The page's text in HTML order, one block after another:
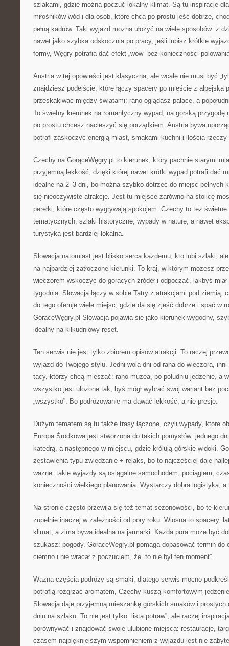
szlakami, gdzie można poczuć lokalny klimat. Są tu inspiracje
miłośników wód i dla osób, które chcą po prostu jeść dobrze,
pełną kadrów. Taki wyjazd można ułożyć na wiele sposobów: z
nawet jako szybka odskocznia po pracy, jeśli lubisz krótkie
formy, Węgry potrafią dać efekt „wow” bez konieczności
Austria w tej opowieści jest klasyczna, ale wcale nie musi być
znajdziesz podejście, które łączy spacery po mieście z alpejską
przeskakiwać między światami: rano oglądasz pałace, a
To świetny kierunek na romantyczny wypad, na górską przygodę
po prostu chcesz nacieszyć się porządkiem. Austria bywa
potrafi zaskoczyć energią miast, smakami kuchni i ilością rzeczy
Czechy na GorąceWęgry.pl to kierunek, który pachnie starymi
przyjemną lekkość, dzięki której nawet krótki wypad potrafi dać
idealne na 2–3 dni, bo można szybko dotrzeć do miejsc pełnych
się nieoczywiste atrakcje. Jest tu miejsce zarówno na stolicę
perełki, które często wygrywają spokojem. Czechy to też świetne
tematycznych: szlaki historyczne, wypady w naturę, a nawet
turystyka jest bardziej lokalna.
Słowacja natomiast jest blisko serca każdemu, kto lubi szlaki,
na najbardziej zatłoczone kierunki. To kraj, w którym możesz
wieczorem wskoczyć do gorących źródeł i odpocząć, jakbyś miał
tygodnia. Słowacja łączy w sobie Tatry z atrakcjami pod ziemią,
do tego oferuje wiele miejsc, gdzie da się zjeść dobrze i spać w
GorąceWęgry.pl Słowacja pojawia się jako kierunek wygodny,
idealny na kilkudniowy reset.
Ten serwis nie jest tylko zbiorem opisów atrakcji. To raczej
wyjazd do Twojego stylu. Jedni wolą dni od rana do wieczora,
tacy, którzy chcą mieszać: rano muzea, po południu jedzenie, a
wszystko jest ułożone tak, byś mógł wybrać swój wariant bez
„wszystko”. Bo podróżowanie ma dawać lekkość, a nie presję.
Dużym tematem są tu także trasy łączone, czyli wypady, które
Europa Środkowa jest stworzona do takich pomysłów: jednego
katedrą, a następnego w miejscu, gdzie królują górskie widoki.
zestawienia typu zwiedzanie + relaks, bo to najczęściej daje
ważne: takie wyjazdy są osiągalne samochodem, pociągiem,
konieczności wielkiego planowania. Wystarczy dobra logistyka,
Na stronie często przewija się też temat sezonowości, bo te
zupełnie inaczej w zależności od pory roku. Wiosna to spacery,
klimat, a zima bywa idealna na jarmarki. Każda pora może być
szukasz: pogody. GorąceWęgry.pl pomaga dopasować termin do
ciemno i nie wracał z poczuciem, że „to nie był ten moment”.
Ważną częścią podróży są smaki, dlatego serwis mocno
potrafią rozgrzać aromatem, Czechy kuszą komfortowym
Słowacja daje przyjemną mieszankę górskich smaków i
dniu na szlaku. To nie jest tylko „lista potraw”, ale raczej
porównywać i znajdować swoje ulubione miejsca: restauracje,
czasem najpiękniejszym wspomnieniem z wyjazdu jest nie